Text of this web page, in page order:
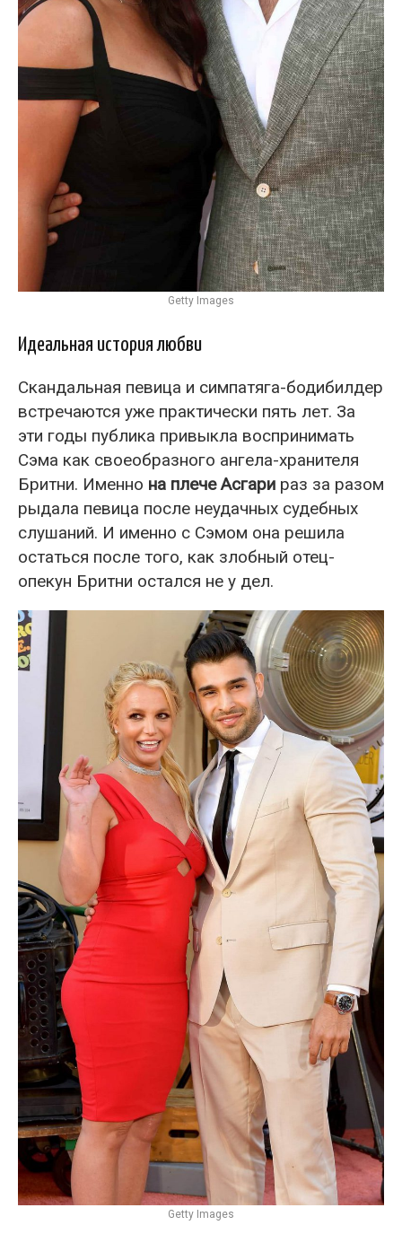
Getty Images
Идеальная история любви
Скандальная певица и симпатяга-бодибилдер
встречаются уже практически пять лет. За
эти годы публика привыкла воспринимать
Сэма как своеобразного ангела-хранителя
Бритни. Именно на плече Асгари раз за разом
рыдала певица после неудачных судебных
слушаний. И именно с Сэмом она решила
остаться после того, как злобный отец-
опекун Бритни остался не у дел.
Getty Images